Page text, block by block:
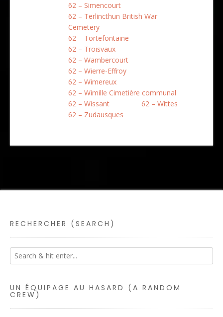
62 – Simencourt
62 – Terlincthun British War
Cemetery
62 – Tortefontaine
62 – Troisvaux
62 – Wambercourt
62 – Wierre-Effroy
62 – Wimereux
62 – Wimille Cimetière communal
62 – Wissant
62 – Wittes
62 – Zudausques
RECHERCHER (SEARCH)
UN ÉQUIPAGE AU HASARD (A RANDOM
CREW)